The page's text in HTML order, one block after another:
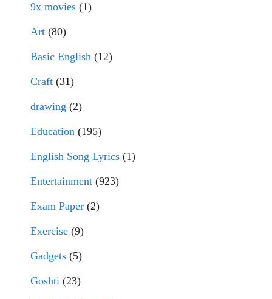
9x movies (1)
Art (80)
Basic English (12)
Craft (31)
drawing (2)
Education (195)
English Song Lyrics (1)
Entertainment (923)
Exam Paper (2)
Exercise (9)
Gadgets (5)
Goshti (23)